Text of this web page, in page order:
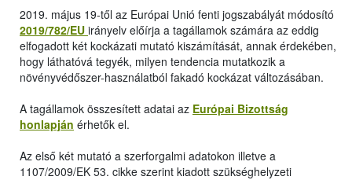
2019. május 19-től az Európai Unió fenti jogszabályát módosító
2019/782/EU irányelv előírja a tagállamok számára az eddig
elfogadott két kockázati mutató kiszámítását, annak érdekében,
hogy láthatóvá tegyék, milyen tendencia mutatkozik a
növényvédőszer-használatból fakadó kockázat változásában.
A tagállamok összesített adatai az Európai Bizottság
honlapján érhetők el.
Az első két mutató a szerforgalmi adatokon illetve a
1107/2009/EK 53. cikke szerint kiadott szükséghelyzeti